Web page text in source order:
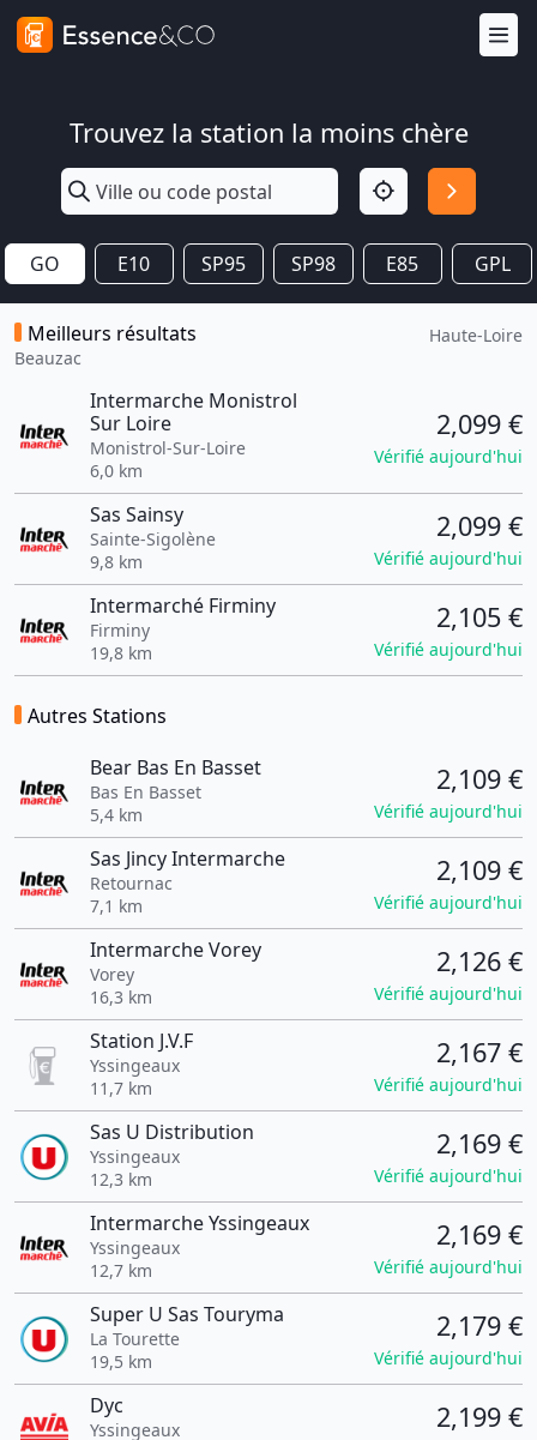
Trouvez la station la moins chère
GO E10 SP95 SP98 E85 GPL
Meilleurs résultats
Beauzac
Haute-Loire
Intermarche Monistrol
Sur Loire
Monistrol-Sur-Loire
6,0 km
2,099 €
Vérifié aujourd'hui
Sas Sainsy
Sainte-Sigolène
9,8 km
2,099 €
Vérifié aujourd'hui
Intermarché Firminy
Firminy
19,8 km
2,105 €
Vérifié aujourd'hui
Autres Stations
Bear Bas En Basset
Bas En Basset
5,4 km
2,109 €
Vérifié aujourd'hui
Sas Jincy Intermarche
Retournac
7,1 km
2,109 €
Vérifié aujourd'hui
Intermarche Vorey
Vorey
16,3 km
2,126 €
Vérifié aujourd'hui
Station J.V.F
Yssingeaux
11,7 km
2,167 €
Vérifié aujourd'hui
Sas U Distribution
Yssingeaux
12,3 km
2,169 €
Vérifié aujourd'hui
Intermarche Yssingeaux
Yssingeaux
12,7 km
2,169 €
Vérifié aujourd'hui
Super U Sas Touryma
La Tourette
19,5 km
2,179 €
Vérifié aujourd'hui
Dyc
Yssingeaux
2,199 €